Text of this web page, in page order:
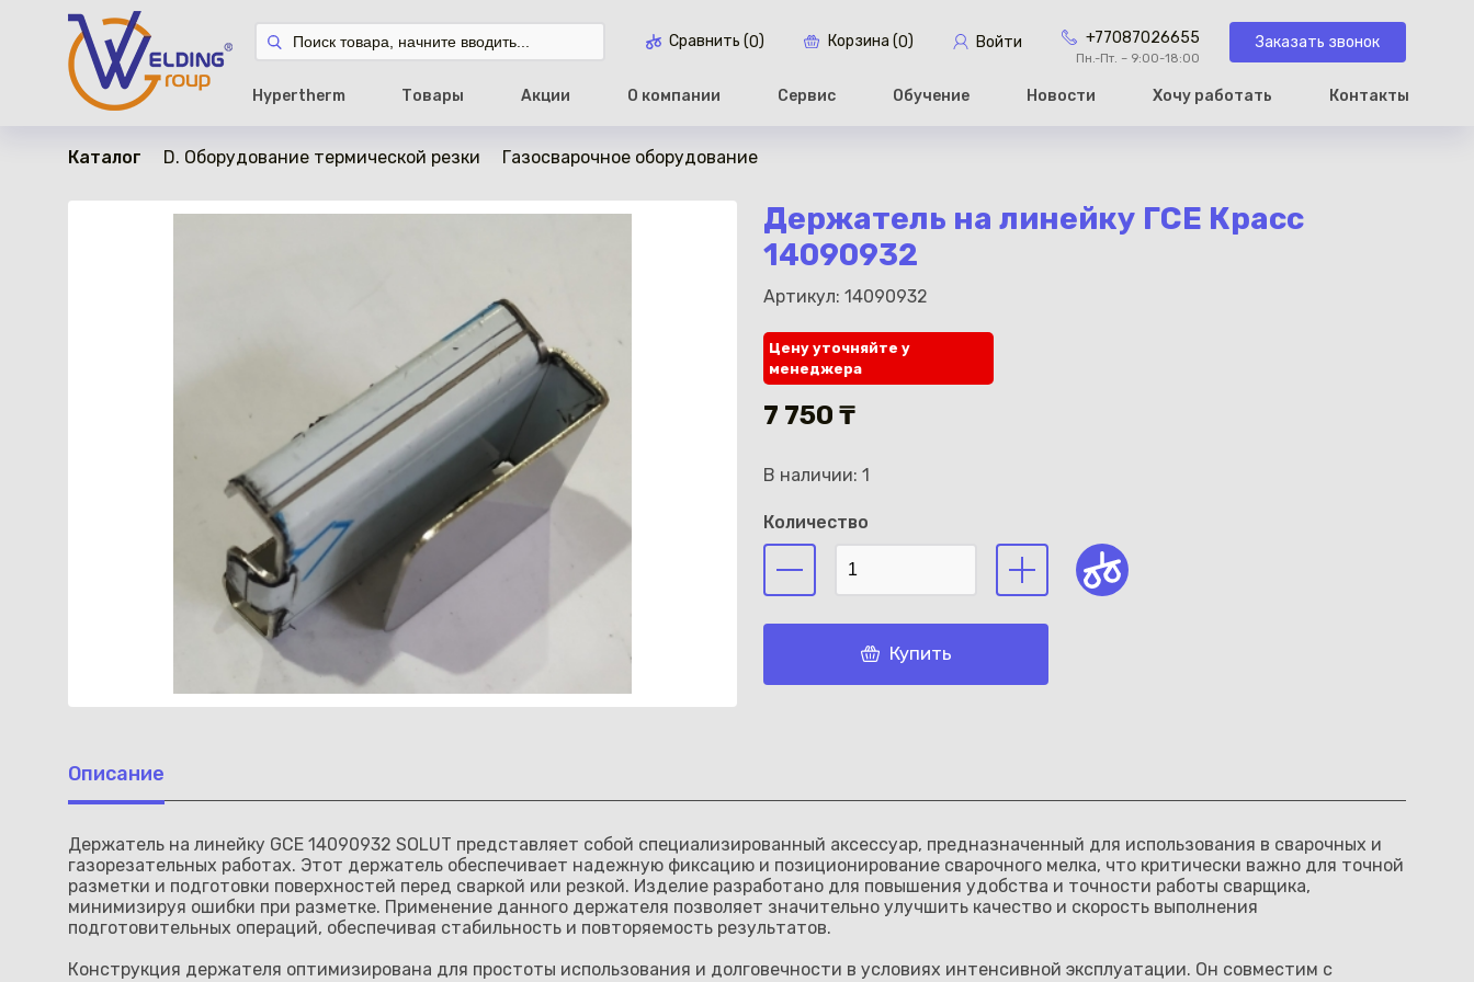
Сравнить (0) Корзина (0) Войти +77087026655
Пн.-Пт. – 9:00-18:00
Заказать звонок
Hypertherm Товары Акции О компании Сервис Обучение Новости Хочу работать Контакты
Каталог D. Оборудование термической резки Газосварочное оборудование
Держатель на линейку ГСЕ Красс
14090932
Артикул: 14090932
в наличии
Цену уточняйте у
менеджера
7 750 ₸
В наличии: 1
Количество
Купить
Описание
Держатель на линейку GCE 14090932 SOLUT представляет собой специализированный аксессуар, предназначенный для использования в сварочных и
газорезательных работах. Этот держатель обеспечивает надежную фиксацию и позиционирование сварочного мелка, что критически важно для точной
разметки и подготовки поверхностей перед сваркой или резкой. Изделие разработано для повышения удобства и точности работы сварщика,
минимизируя ошибки при разметке. Применение данного держателя позволяет значительно улучшить качество и скорость выполнения
подготовительных операций, обеспечивая стабильность и повторяемость результатов.
Конструкция держателя оптимизирована для простоты использования и долговечности в условиях интенсивной эксплуатации. Он совместим с